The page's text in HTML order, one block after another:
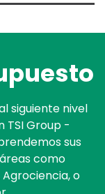
siguiente nivel
TSI Group -
sus
como
o